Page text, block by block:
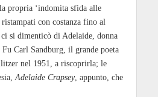
propria ‘indomita sfida alle
con costanza fino al
si dimenticò di Adelaide, donna
Carl Sandburg, il grande poeta
nel 1951, a riscoprirla; le
Adelaide Crapsey, appunto, che